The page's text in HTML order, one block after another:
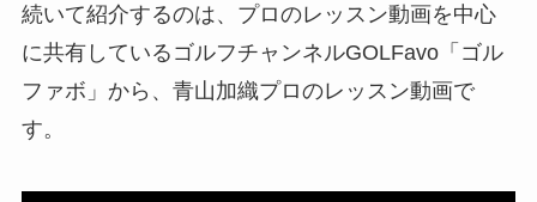
続いて紹介するのは、プロのレッスン動画を中心
に共有しているゴルフチャンネルGOLFavo「ゴル
ファボ」から、青山加織プロのレッスン動画で
す。